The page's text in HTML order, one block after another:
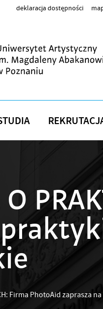
deklaracja dostępności
O
Firma PhotoAid zaprasza